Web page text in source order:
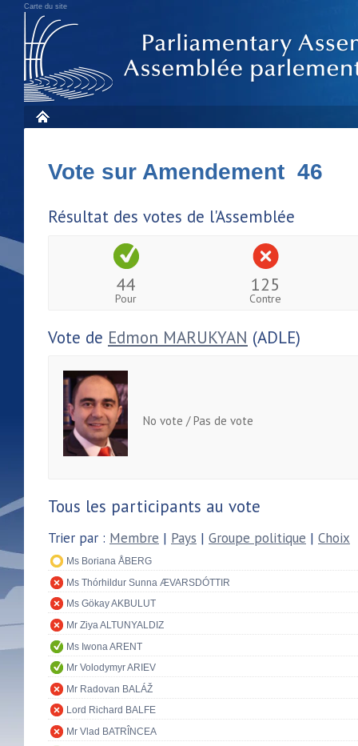
Carte du site
Vote sur Amendement 46
Résultat des votes de l'Assemblée
44
Pour
125
Contre
Vote de Edmon MARUKYAN (ADLE)
No vote / Pas de vote
Tous les participants au vote
Trier par : Membre | Pays | Groupe politique | Choix
Ms Boriana ÅBERG
Ms Thórhildur Sunna ÆVARSDÓTTIR
Ms Gökay AKBULUT
Mr Ziya ALTUNYALDIZ
Ms Iwona ARENT
Mr Volodymyr ARIEV
Mr Radovan BALÁŽ
Lord Richard BALFE
Mr Vlad BATRÎNCEA